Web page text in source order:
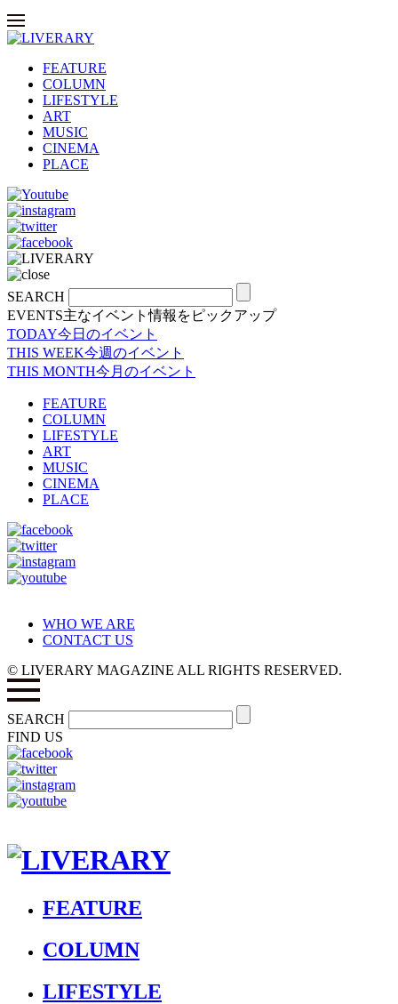
FEATURE
COLUMN
LIFESTYLE
ART
MUSIC
CINEMA
PLACE
SEARCH
EVENTS主なイベント情報をピックアップ
TODAY今日のイベント
THIS WEEK今週のイベント
THIS MONTH今月のイベント
FEATURE
COLUMN
LIFESTYLE
ART
MUSIC
CINEMA
PLACE
WHO WE ARE
CONTACT US
© LIVERARY MAGAZINE ALL RIGHTS RESERVED.
SEARCH
FIND US
FEATURE
COLUMN
LIFESTYLE